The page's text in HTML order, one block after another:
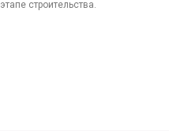
этапе строительства.